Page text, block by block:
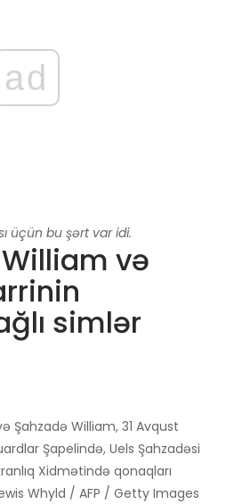
ad
üçün bu şərt var idi.
və
simlər
Şahzadə William, 31 Avqust
Şapelində, Uels Şahzadəsi
Xidmətində qonaqları
Whyld / AFP / Getty Images